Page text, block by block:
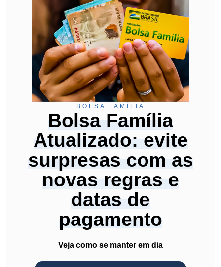
BOLSA FAMÍLIA
Bolsa Família
Atualizado: evite
surpresas com as
novas regras e
datas de
pagamento
Veja como se manter em dia